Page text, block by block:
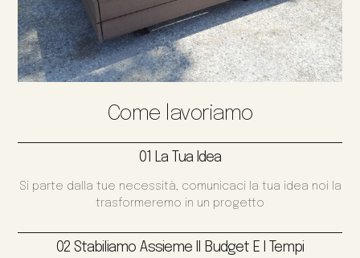
Come lavoriamo
01 La Tua Idea
Si parte dalla tue necessità, comunicaci la tua idea noi la
trasformeremo in un progetto
02 Stabiliamo Assieme Il Budget E I Tempi